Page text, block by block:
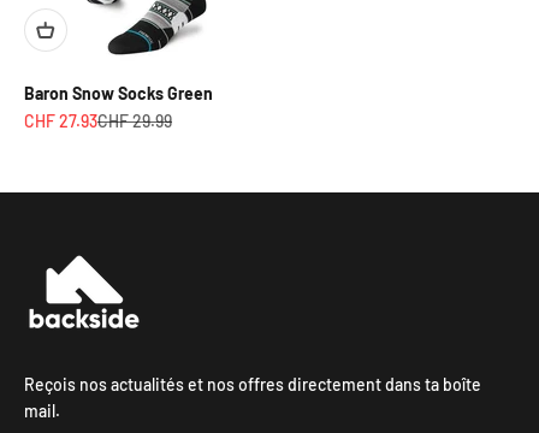
Baron Snow Socks Green
Prix de vente
CHF 27.93Prix normal
CHF 29.99
Reçois nos actualités et nos offres directement dans ta boîte
mail.